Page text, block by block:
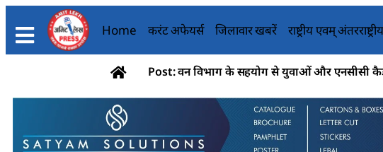
Home करंट अफेयर्स जिलावार खबरें राष्ट्रीय एवम् अंतरराष्ट्रीय
Post: वन विभाग के सहयोग से युवाओं और एनसीसी